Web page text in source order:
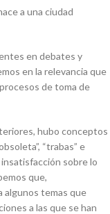
a una ciudad
en debates y
en la relevancia que
de toma de
hubo conceptos
“trabas” e
sobre lo
que,
algunos temas que
a las que se han